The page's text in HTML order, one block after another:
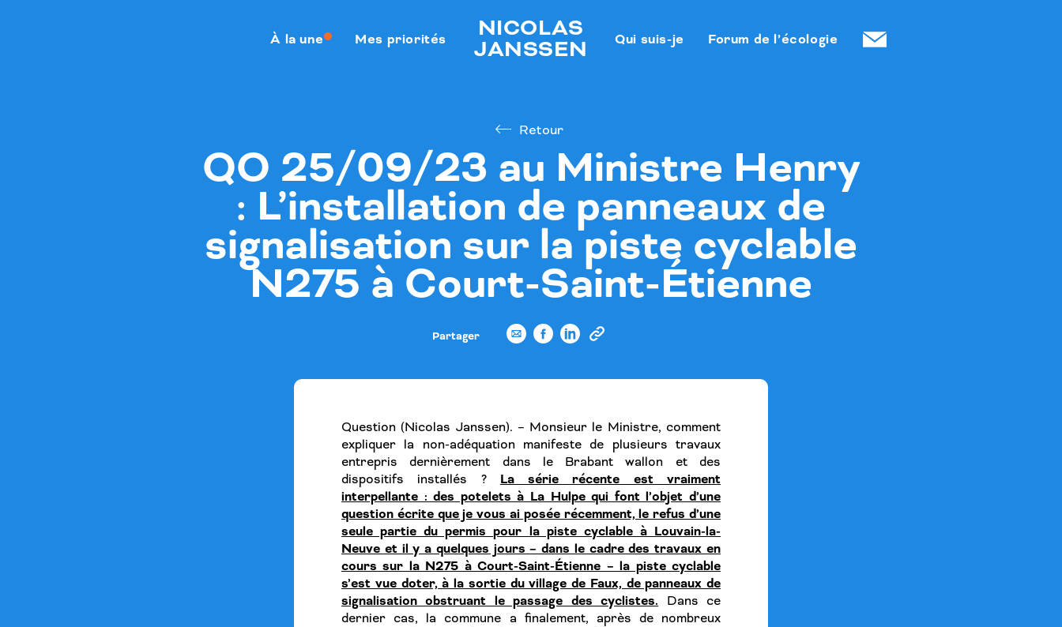
À la une Mes priorités NICOLAS
JANSSEN Qui suis-je Forum de l’écologie
Retour
QO 25/09/23 au Ministre Henry
: L’installation de panneaux de
signalisation sur la piste cyclable
N275 à Court-Saint-Étienne
Partager
Question (Nicolas Janssen). – Monsieur le Ministre, comment
expliquer la non-adéquation manifeste de plusieurs travaux
entrepris dernièrement dans le Brabant wallon et des
dispositifs installés ? La série récente est vraiment
interpellante : des potelets à La Hulpe qui font l’objet d’une
question écrite que je vous ai posée récemment, le refus d’une
seule partie du permis pour la piste cyclable à Louvain-la-
Neuve et il y a quelques jours – dans le cadre des travaux en
cours sur la N275 à Court-Saint-Étienne – la piste cyclable
s’est vue doter, à la sortie du village de Faux, de panneaux de
signalisation obstruant le passage des cyclistes. Dans ce
dernier cas, la commune a finalement, après de nombreux